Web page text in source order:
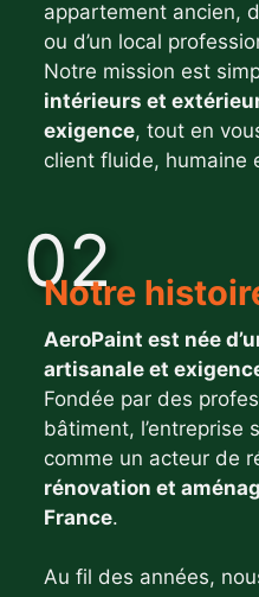
appartement ancien,
ou d’un local
Notre mission est
intérieurs et
exigence, tout en
client fluide, humaine
02
Notre
AeroPaint est née
artisanale et
Fondée par des
bâtiment, l’entreprise
comme un acteur de
rénovation et
France.
Au fil des années,